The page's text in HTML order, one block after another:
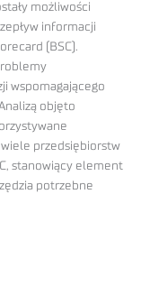
możliwości
informacji
(BSC).
wspomagającego
objęto
przedsiębiorstw
stanowiący element
potrzebne